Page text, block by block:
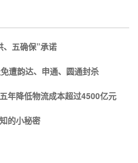
、五确保”承诺
遭韵达、申通、圆通封杀
年降低物流成本超过4500亿元
的小秘密